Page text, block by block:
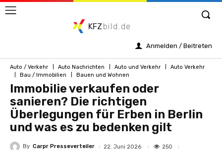
KFZ bild.de
Anmelden / Beitreten
Auto / Verkehr Auto Nachrichten Auto und Verkehr
Auto Verkehr
Bau / Immobilien
Bauen und Wohnen
Immobilie verkaufen oder
sanieren? Die richtigen
Überlegungen für Erben in Berlin
und was es zu bedenken gilt
By Carpr Presseverteiler 22. Juni 2026 250